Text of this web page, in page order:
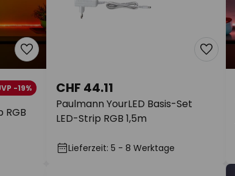
RGB
-19%
Paulmann YourLED Basis-Set
LED-Strip RGB 1,5m
CHF 44.11
Lieferzeit: 5 - 8 Werktage